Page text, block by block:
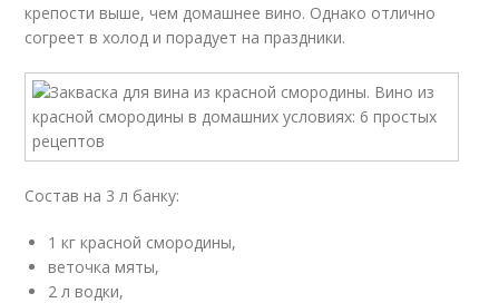
крепости выше, чем домашнее вино. Однако отлично
согреет в холод и порадует на праздники.
Состав на 3 л банку:
1 кг красной смородины,
веточка мяты,
2 л водки,